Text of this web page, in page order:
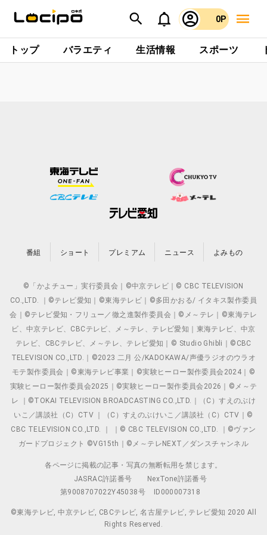
0P
トップ バラエティ 生活情報 スポーツ
番組 ショート プレミアム ニュース よみもの
©「かよチュー」実行委員会｜©中京テレビ｜© CBC TELEVISION
CO.,LTD. ｜©テレビ愛知｜©東海テレビ｜©多田かおる/ イタキス製作委員
会｜©テレビ愛知・フリュー／徹之進製作委員会｜©メ～テレ｜©東海テレ
ビ、中京テレビ、CBCテレビ、メ～テレ、テレビ愛知｜東海テレビ、中京
テレビ、CBCテレビ、メ～テレ、テレビ愛知｜© Studio Ghibli｜©CBC
TELEVISION CO.,LTD.｜©2023 二月 公/KADOKAWA/声優ラジオのウラオ
モテ製作委員会｜©東海テレビ事業｜©実験ヒーロー製作委員会2024｜©
実験ヒーロー製作委員会2025｜©実験ヒーロー製作委員会2026｜©メ～テ
レ ｜©TOKAI TELEVISION BROADCASTING CO.,LTD.｜（C）すえのぶけ
いこ／講談社（C）CTV ｜（C）すえのぶけいこ／講談社（C）CTV｜©
CBC TELEVISION CO.,LTD. ｜ ｜© CBC TELEVISION CO.,LTD. ｜©ヴァン
ガードプロジェクト ©VG15th｜©メ～テレNEXT／ダンスチャンネル
各ページに掲載の記事・写真の無断転用を禁じます。
JASRAC許諾番号
NexTone許諾番号
第9008707022Y45038号
ID000007318
©東海テレビ, 中京テレビ, CBCテレビ, 名古屋テレビ, テレビ愛知 2020 All
Rights Reserved.